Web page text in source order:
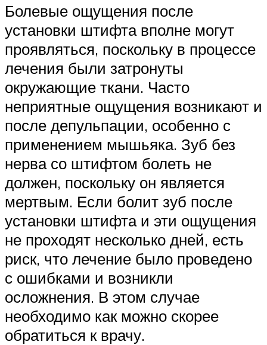
Болевые ощущения после
установки штифта вполне могут
проявляться, поскольку в процессе
лечения были затронуты
окружающие ткани. Часто
неприятные ощущения возникают и
после депульпации, особенно с
применением мышьяка. Зуб без
нерва со штифтом болеть не
должен, поскольку он является
мертвым. Если болит зуб после
установки штифта и эти ощущения
не проходят несколько дней, есть
риск, что лечение было проведено
с ошибками и возникли
осложнения. В этом случае
необходимо как можно скорее
обратиться к врачу.